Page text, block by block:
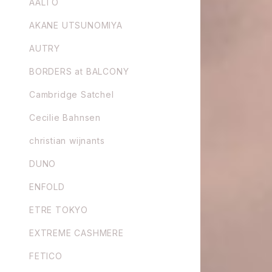
AKANE UTSUNOMIYA
AUTRY
BORDERS at BALCONY
Cambridge Satchel
Cecilie Bahnsen
christian wijnants
DUNO
ENFOLD
ETRE TOKYO
EXTREME CASHMERE
FETICO